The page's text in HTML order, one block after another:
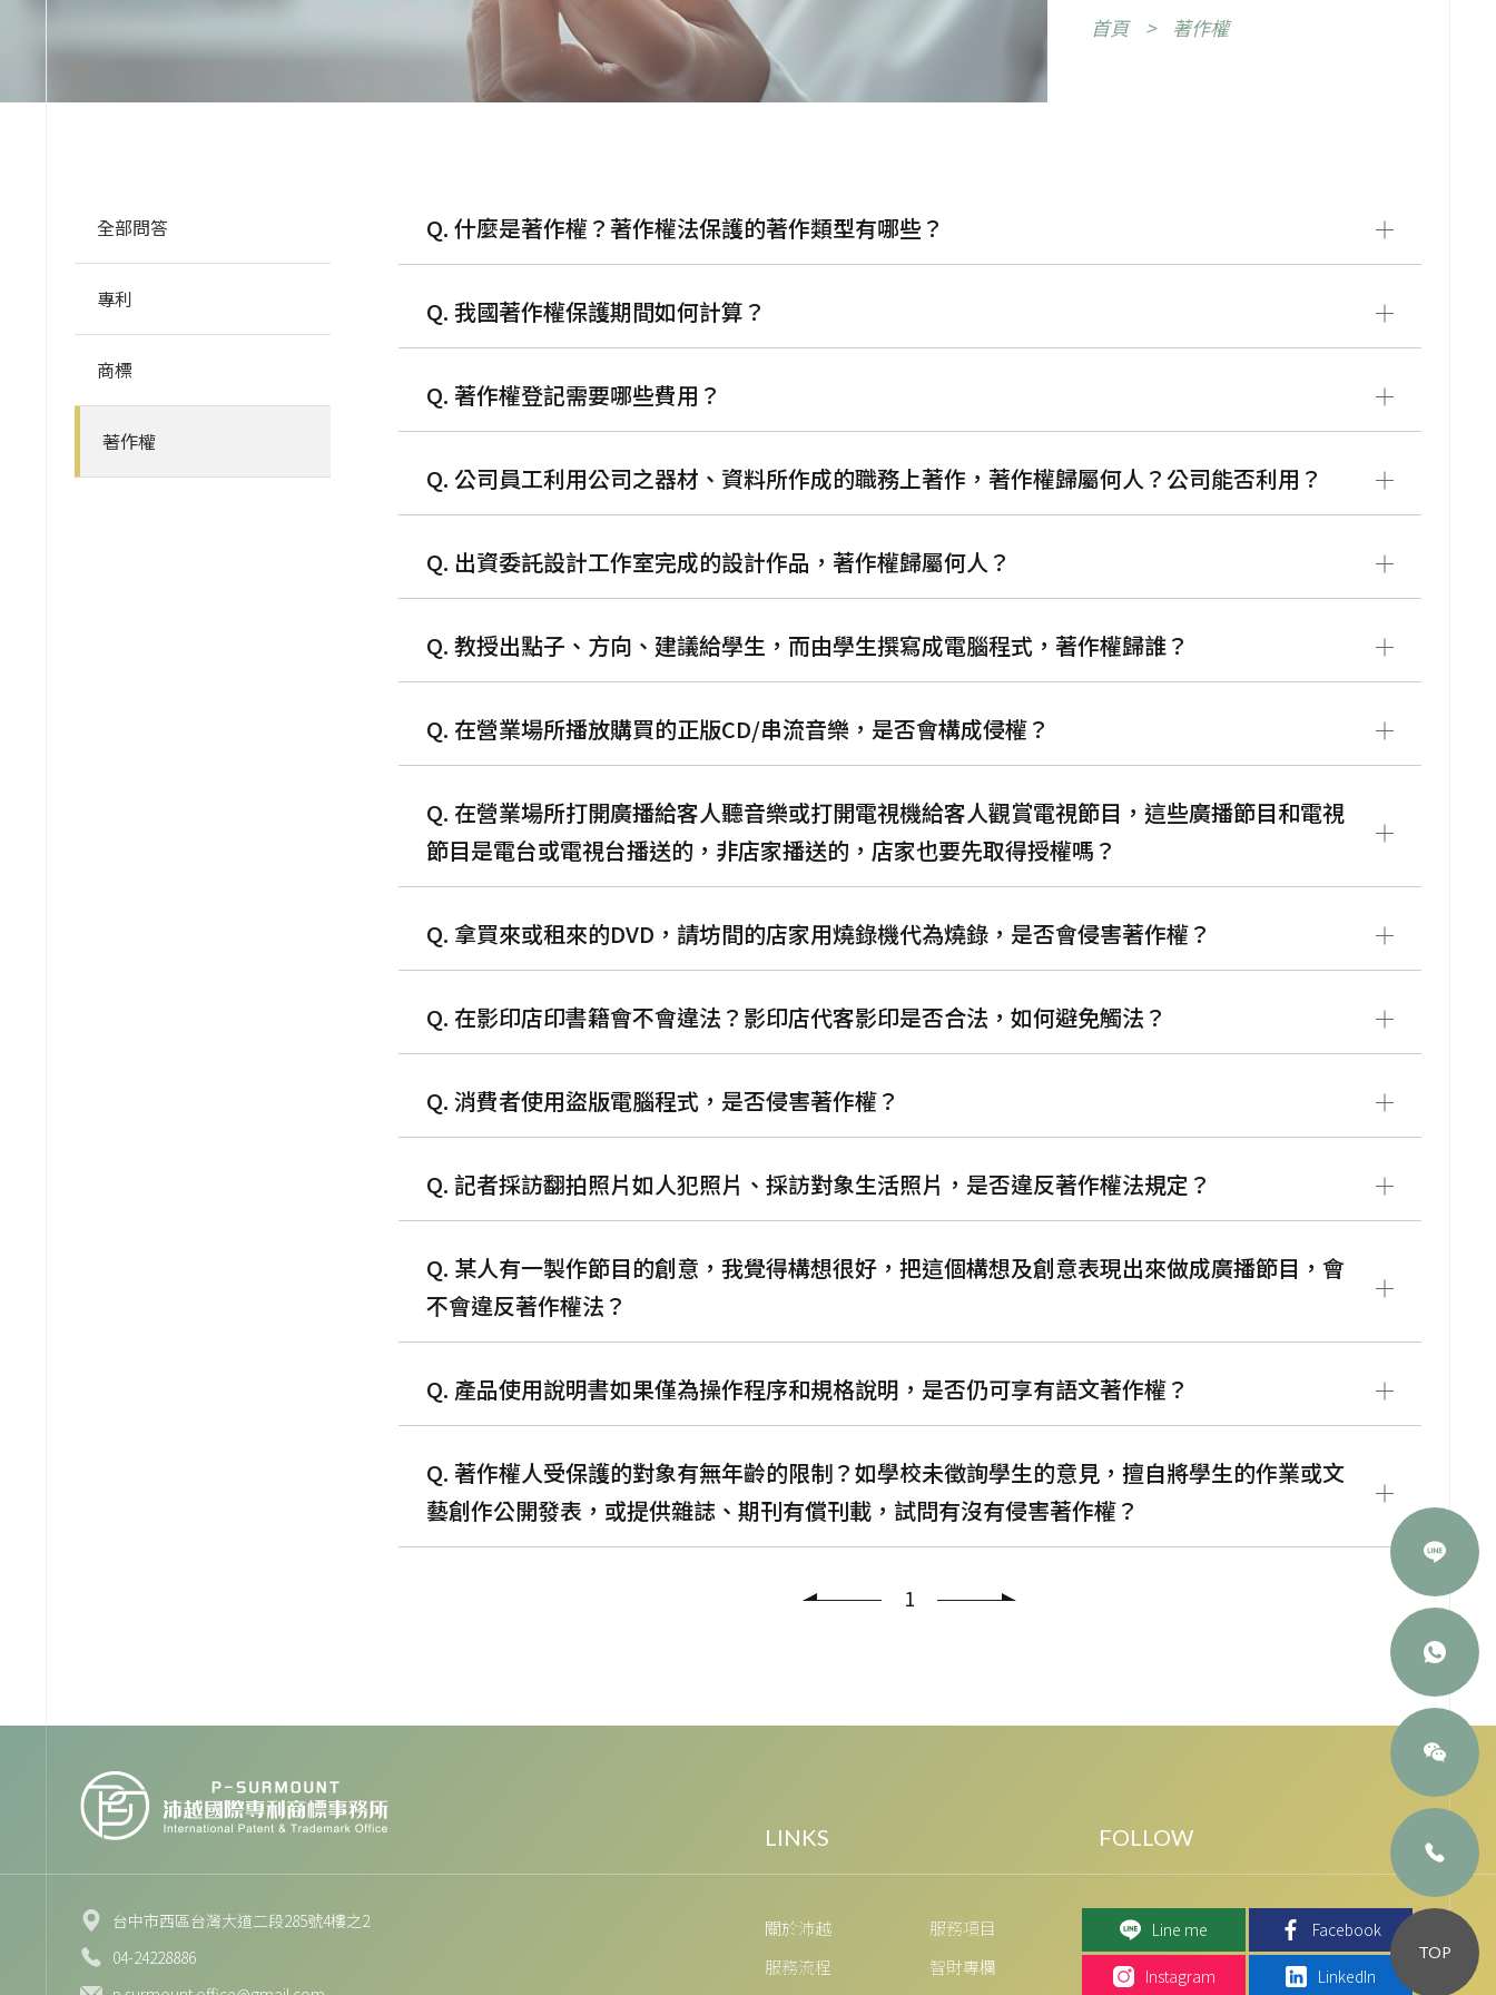
首頁 著作權
全部問答
專利
商標
著作權
Q. 什麼是著作權？著作權法保護的著作類型有哪些？
Q. 我國著作權保護期間如何計算？
Q. 著作權登記需要哪些費用？
Q. 公司員工利用公司之器材、資料所作成的職務上著作，著作權歸屬何人？公司能否利用？
Q. 出資委託設計工作室完成的設計作品，著作權歸屬何人？
Q. 教授出點子、方向、建議給學生，而由學生撰寫成電腦程式，著作權歸誰？
Q. 在營業場所播放購買的正版CD/串流音樂，是否會構成侵權？
Q. 在營業場所打開廣播給客人聽音樂或打開電視機給客人觀賞電視節目，這些廣播節目和電視
節目是電台或電視台播送的，非店家播送的，店家也要先取得授權嗎？
Q. 拿買來或租來的DVD，請坊間的店家用燒錄機代為燒錄，是否會侵害著作權？
Q. 在影印店印書籍會不會違法？影印店代客影印是否合法，如何避免觸法？
Q. 消費者使用盜版電腦程式，是否侵害著作權？
Q. 記者採訪翻拍照片如人犯照片、採訪對象生活照片，是否違反著作權法規定？
Q. 某人有一製作節目的創意，我覺得構想很好，把這個構想及創意表現出來做成廣播節目，會
不會違反著作權法？
Q. 產品使用說明書如果僅為操作程序和規格說明，是否仍可享有語文著作權？
Q. 著作權人受保護的對象有無年齡的限制？如學校未徵詢學生的意見，擅自將學生的作業或文
藝創作公開發表，或提供雜誌、期刊有償刊載，試問有沒有侵害著作權？
1
台中市西區台灣大道二段285號4樓之2
04-24228886
關於沛越
服務項目
服務流程
智財專欄
Line me Facebook
Instagram LinkedIn
TOP